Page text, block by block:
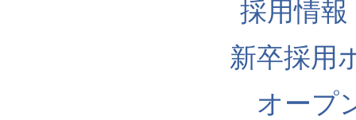
採用情
新卒採用
オープ